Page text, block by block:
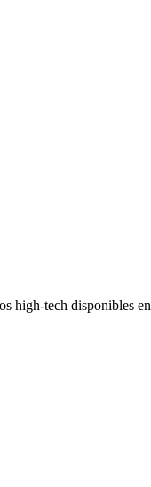
high-tech disponibles en